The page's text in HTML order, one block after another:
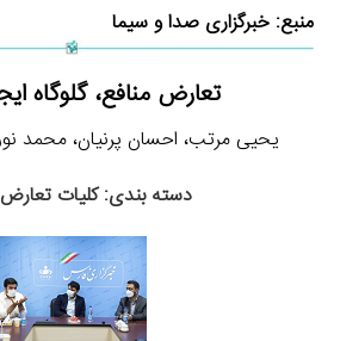
منبع:خبرگزاری صدا و سیما
تعارض منافع، گلوگاه
یحیی مرتب، احسان پرنیان، محمد نوری ـ ۱۱
دسته بندی: کلیات تعارض